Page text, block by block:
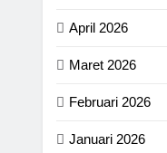
April 2026
Maret 2026
Februari 2026
Januari 2026